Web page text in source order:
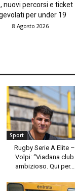
nuovi percorsi e ticket
per under 19
8 Agosto 2026
Sport
Rugby Serie A Elite –
Volpi: “Viadana club
ambizioso. Qui per...